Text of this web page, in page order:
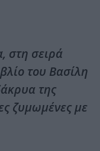
στη σειρά
του Βασίλη
της
ζυμωμένες με